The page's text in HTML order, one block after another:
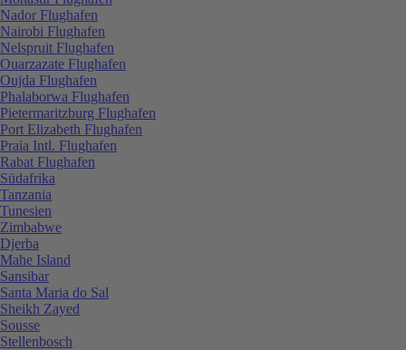
Nador Flughafen
Nairobi Flughafen
Nelspruit Flughafen
Ouarzazate Flughafen
Oujda Flughafen
Phalaborwa Flughafen
Pietermaritzburg Flughafen
Port Elizabeth Flughafen
Praia Intl. Flughafen
Rabat Flughafen
Südafrika
Tanzania
Tunesien
Zimbabwe
Djerba
Mahe Island
Sansibar
Santa Maria do Sal
Sheikh Zayed
Sousse
Stellenbosch